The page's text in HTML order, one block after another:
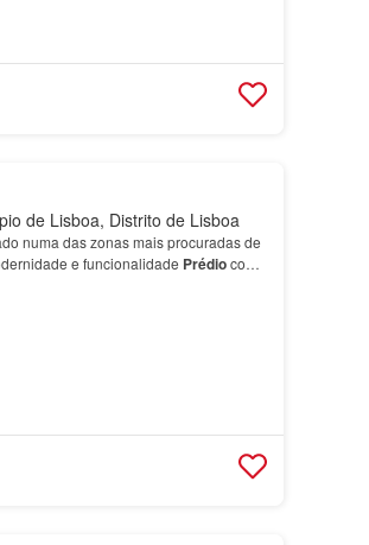
de Lisboa, Distrito de Lisboa
numa das zonas mais procuradas de
e funcionalidade Prédiocom